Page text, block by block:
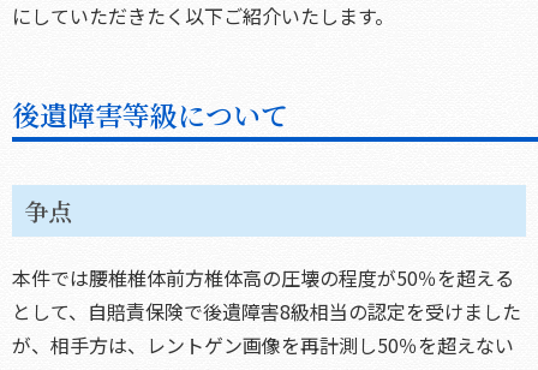
にしていただきたく以下ご紹介いたします。
後遺障害等級について
争点
本件では腰椎椎体前方椎体高の圧壊の程度が50％を超える
として、自賠責保険で後遺障害8級相当の認定を受けました
が、相手方は、レントゲン画像を再計測し50％を超えない